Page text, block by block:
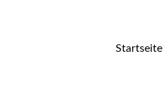
Startseite